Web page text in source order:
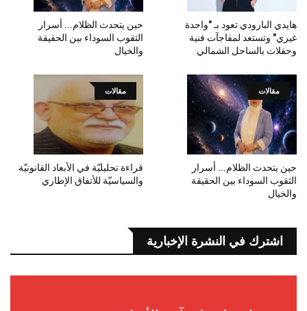
هايدي البارودي تعود بـ "واحدة
غيري" وتستعد لمفاجآت فنية
وحفلات بالساحل الشمالي
حين يتحدث الظلام... أسرار
الثقوب السوداء بين الحقيقة
والخيال
مقالات
حين يتحدث الظلام... أسرار
الثقوب السوداء بين الحقيقة
والخيال
مقالات
قراءة تحليليّة في الأبعاد القانونيّة
والسياسيّة للأتفاق الإطاري
اشترك في النشرة الإخبارية